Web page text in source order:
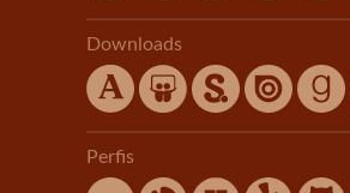
Downloads
Perfis